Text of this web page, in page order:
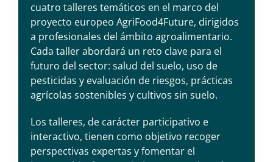
cuatro talleres temáticos en el marco del
proyecto europeo AgriFood4Future, dirigidos
a profesionales del ámbito agroalimentario.
Cada taller abordará un reto clave para el
futuro del sector: salud del suelo, uso de
pesticidas y evaluación de riesgos, prácticas
agrícolas sostenibles y cultivos sin suelo.
Los talleres, de carácter participativo e
interactivo, tienen como objetivo recoger
perspectivas expertas y fomentar el